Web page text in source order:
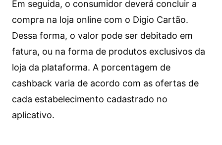
Em seguida, o consumidor deverá concluir a
compra na loja online com o Digio Cartão.
Dessa forma, o valor pode ser debitado em
fatura, ou na forma de produtos exclusivos da
loja da plataforma. A porcentagem de
cashback varia de acordo com as ofertas de
cada estabelecimento cadastrado no
aplicativo.